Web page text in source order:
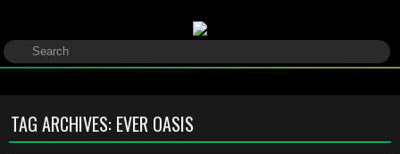
TAG ARCHIVES: EVER OASIS